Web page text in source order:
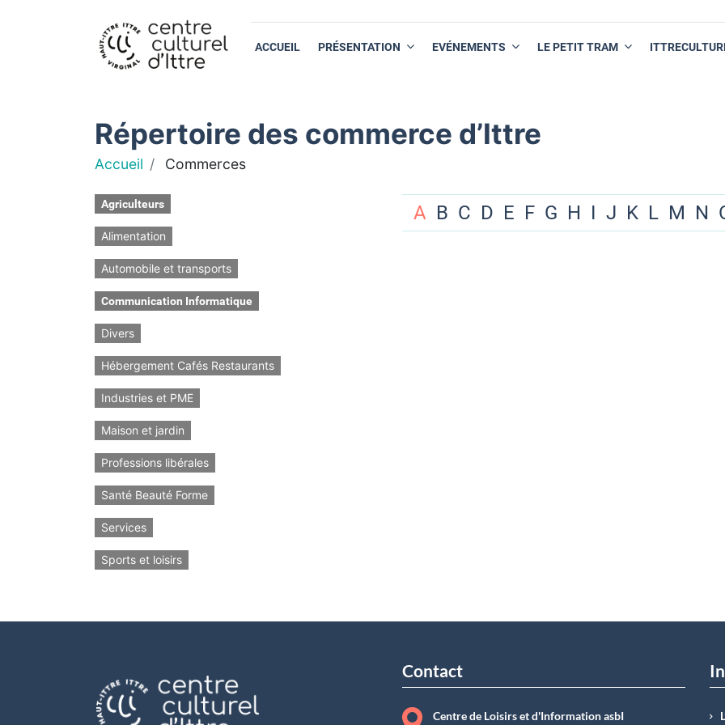
ACCUEIL PRÉSENTATION EVÉNEMENTS LE PETIT TRAM
Répertoire des commerce d’Ittre
Accueil Commerces
Agriculteurs
Alimentation
Automobile et transports
Communication Informatique
Divers
Hébergement Cafés Restaurants
Industries et PME
Maison et jardin
Professions libérales
Santé Beauté Forme
Services
Sports et loisirs
A B C D E F G H I J K L M N
Contact
Centre de Loisirs et d'Information asbI